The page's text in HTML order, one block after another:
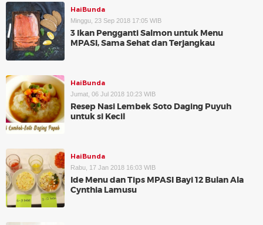
HaiBunda
Minggu, 23 Sep 2018 17:05 WIB
3 Ikan Pengganti Salmon untuk Menu
MPASI, Sama Sehat dan Terjangkau
HaiBunda
Jumat, 06 Jul 2018 10:23 WIB
Resep Nasi Lembek Soto Daging Puyuh
untuk si Kecil
HaiBunda
Rabu, 17 Jan 2018 16:03 WIB
Ide Menu dan Tips MPASI Bayi 12 Bulan Ala
Cynthia Lamusu